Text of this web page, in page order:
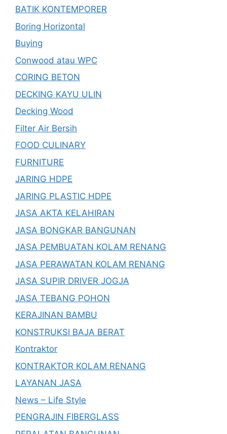
BATIK KONTEMPORER
Boring Horizontal
Buying
Conwood atau WPC
CORING BETON
DECKING KAYU ULIN
Decking Wood
Filter Air Bersih
FOOD CULINARY
FURNITURE
JARING HDPE
JARING PLASTIC HDPE
JASA AKTA KELAHIRAN
JASA BONGKAR BANGUNAN
JASA PEMBUATAN KOLAM RENANG
JASA PERAWATAN KOLAM RENANG
JASA SUPIR DRIVER JOGJA
JASA TEBANG POHON
KERAJINAN BAMBU
KONSTRUKSI BAJA BERAT
Kontraktor
KONTRAKTOR KOLAM RENANG
LAYANAN JASA
News – Life Style
PENGRAJIN FIBERGLASS